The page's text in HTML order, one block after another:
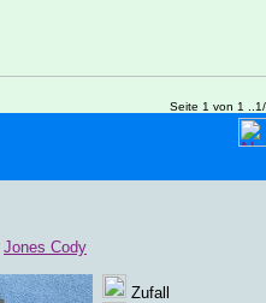
Seite 1 von 1
Jones Cody
Zufall